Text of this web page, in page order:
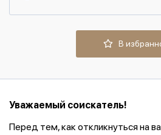
В
Уважаемый соискатель!
Перед тем, как откликнуться на